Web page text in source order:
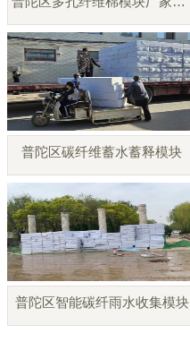
普陀区碳纤维蓄水蓄释模块
普陀区智能碳纤雨水收集模块